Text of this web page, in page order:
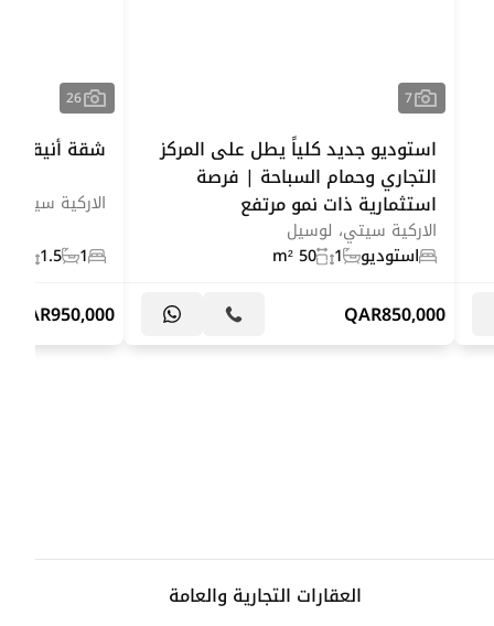
7
استوديو جديد كلياً يطل على المركز
التجاري وحمام السباحة | فرصة
استثمارية ذات نمو مرتفع
الاركية سيتي، لوسيل
استوديو
1
50 m²
850,000
QAR
26
شقة أنيقة |
الاركية
1
1.5
950,000
QAR
العقارات التجارية والعامة